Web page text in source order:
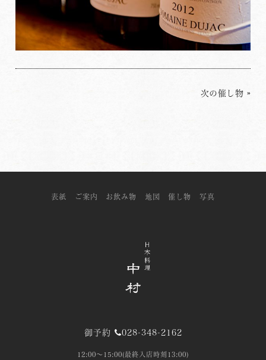
次の催し物 »
表紙 ご案内 お飲み物 地図 催し物 写真
御予約 028-348-2162
12:00～15:00(最終入店時刻13:00)